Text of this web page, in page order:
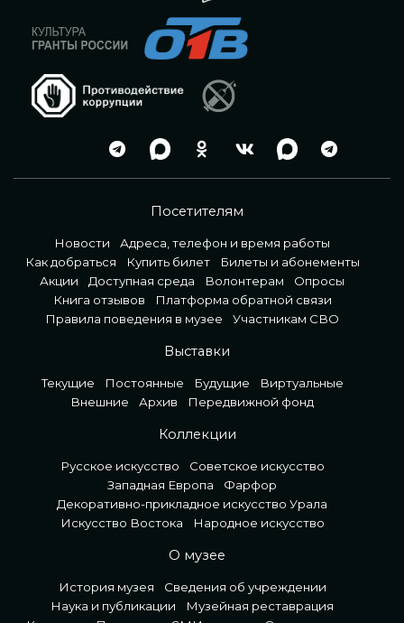
Посетителям
Новости
Адреса, телефон и время работы
Как добраться
Купить билет
Билеты и абонементы
Акции
Доступная среда Волонтерам
Опросы
Книга отзывов
Платформа обратной связи
Правила поведения в музее
Участникам СВО
Выставки
Текущие Постоянные Будущие
Виртуальные
Внешние
Архив Передвижной фонд
Коллекции
Русское искусство
Советское искусство
Западная Европа
Фарфор
Декоративно-прикладное искусство Урала
Искусство Востока
Народное искусство
О музее
История музея
Сведения об учреждении
Наука и публикации
Музейная реставрация